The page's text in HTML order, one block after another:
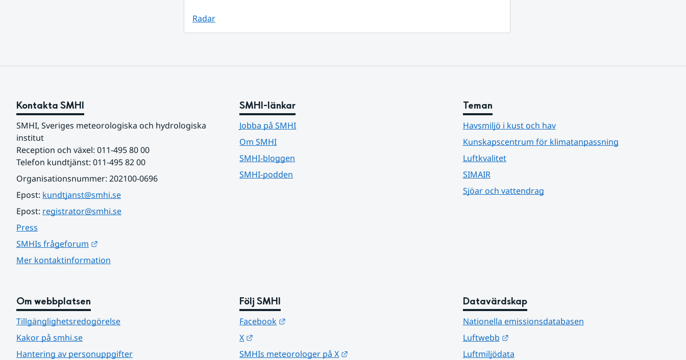
Radar
Kontakta SMHI
SMHI, Sveriges meteorologiska och hydrologiska
institut
Reception och växel: 011-495 80 00
Telefon kundtjänst: 011-495 82 00
Organisationsnummer: 202100-0696
Epost: kundtjanst@smhi.se
Epost: registrator@smhi.se
Press
SMHIs frågeforum
Mer kontaktinformation
SMHI-länkar
Jobba på SMHI
Om SMHI
SMHI-bloggen
SMHI-podden
Teman
Havsmiljö i kust och hav
Kunskapscentrum för klimatanpassning
Luftkvalitet
SIMAIR
Sjöar och vattendrag
Om webbplatsen
Tillgänglighetsredogörelse
Kakor på smhi.se
Hantering av personuppgifter
Följ SMHI
Facebook
X
SMHIs meteorologer på X
Datavärdskap
Nationella emissionsdatabasen
Luftwebb
Länk till annan webbplats.
Luftmiljödata